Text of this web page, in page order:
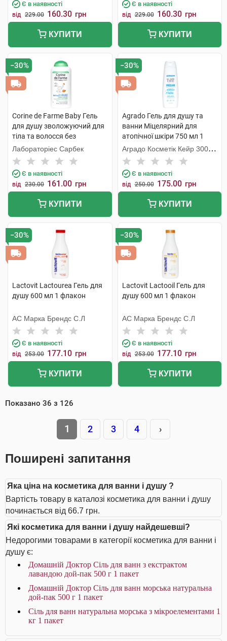
Є в наявності
від 229.00 160.30 грн
КУПИТИ
Є в наявності
від 229.00 160.30 грн
КУПИТИ
−30%
Corine de Farme Baby Гель
для душу зволожуючий для
тіла та волосся без
сульфатів 250 мл 1 флакон
Лабораторіес Сарбек
Є в наявності
від 230.00 161.00 грн
КУПИТИ
−30%
Agrado Гель для душу та
ванни Міцелярний для
атопічної шкіри 750 мл 1
флакон
Аградо Косметік Кейр 3000
С.Л.У.
Є в наявності
від 250.00 175.00 грн
КУПИТИ
−30%
Lactovit Lactourea Гель для
душу 600 мл 1 флакон
АС Марка Брендс С.Л
Є в наявності
від 253.00 177.10 грн
КУПИТИ
−30%
Lactovit Lactooil Гель для
душу 600 мл 1 флакон
АС Марка Брендс С.Л
Є в наявності
від 253.00 177.10 грн
КУПИТИ
Показано 36 з 126
1 2 3 4 ›
Поширені запитання
Яка ціна на косметика для ванни і душу ?
Вартість товару в каталозі косметика для ванни і душу
починається від 66.7 грн.
Які косметика для ванни і душу найдешевші?
Недорогими товарами в категорії косметика для ванни і
душу є:
Домашній Доктор Сіль для ванн з екстрактом
лавандою дой-пак 500 г 1 пакет
Домашній Доктор Сіль для ванн морська натуральна
дой-пак 500 г 1 пакет
Сіль для ванн натуральна морська з мікроелементами 1
кг 1 пакет